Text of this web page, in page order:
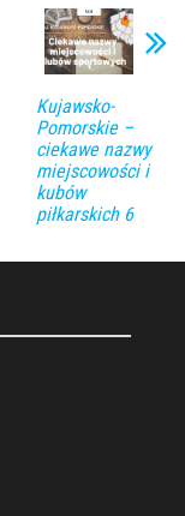
Kujawsko-
Pomorskie –
ciekawe nazwy
miejscowości i
kubów
piłkarskich 6